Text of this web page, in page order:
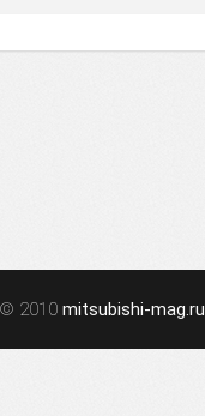
© 2010 mitsubishi-mag.ru